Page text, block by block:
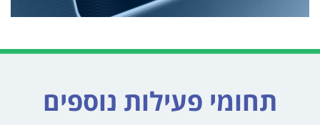
תחומי פעילות נוספים